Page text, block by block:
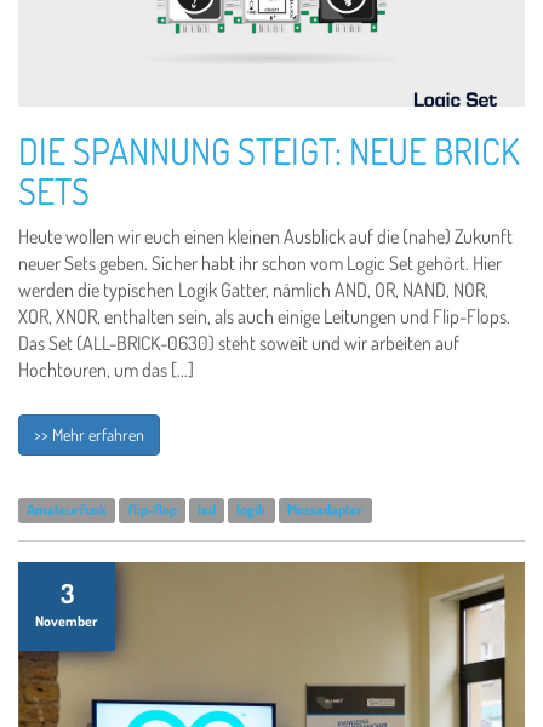
DIE SPANNUNG STEIGT: NEUE BRICK
SETS
Heute wollen wir euch einen kleinen Ausblick auf die (nahe) Zukunft
neuer Sets geben. Sicher habt ihr schon vom Logic Set gehört. Hier
werden die typischen Logik Gatter, nämlich AND, OR, NAND, NOR,
XOR, XNOR, enthalten sein, als auch einige Leitungen und Flip-Flops.
Das Set (ALL-BRICK-0630) steht soweit und wir arbeiten auf
Hochtouren, um das […]
>> Mehr erfahren
Amateurfunk flip-flop led logik Messadapter
3
November